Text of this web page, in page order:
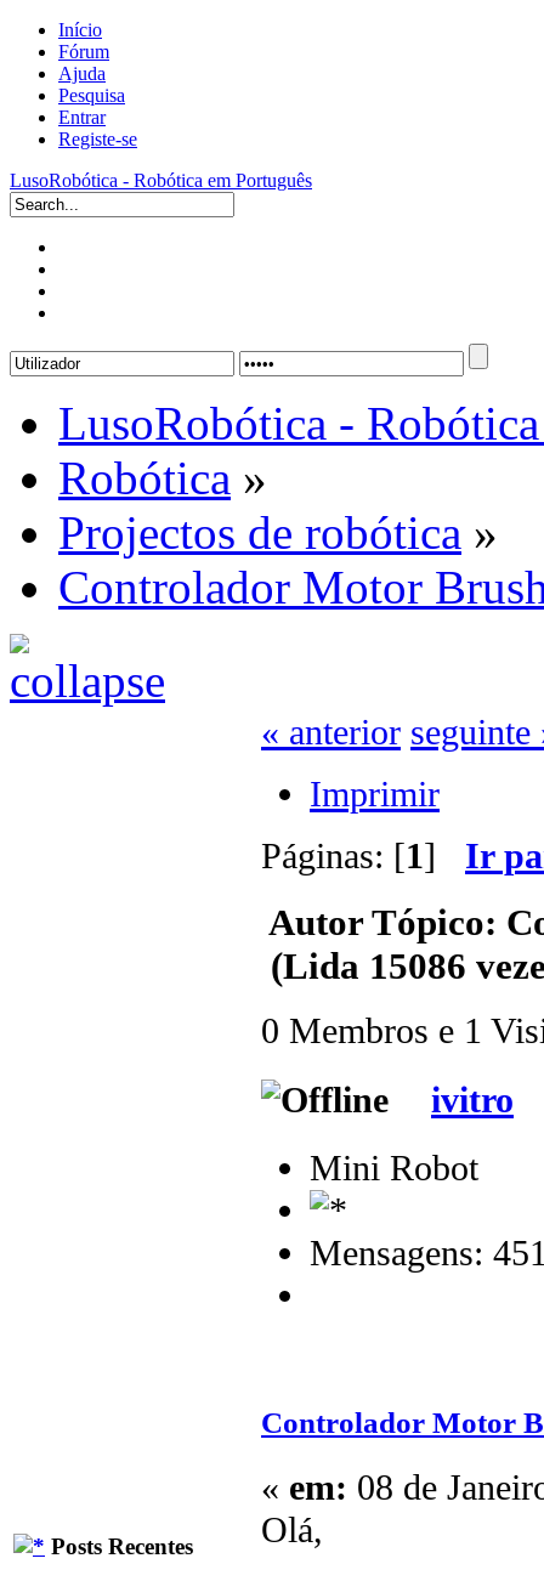
Início
Fórum
Ajuda
Pesquisa
Entrar
Registe-se
LusoRobótica - Robótica em Português
LusoRobótica -
Robótica »
Projectos de robótica »
Controlador Motor
Posts Recentes
« anterior seguinte
Imprimir
Páginas: [1] Ir
AutorTópico:
(Lida 15086
0 Membros e 1
ivitro
Mini Robot
Mensagens:
Controlador Motor
« em: 08 de
Olá,